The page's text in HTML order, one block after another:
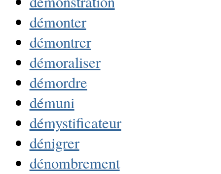
démonter
démontrer
démoraliser
démordre
démuni
démystificateur
dénigrer
dénombrement